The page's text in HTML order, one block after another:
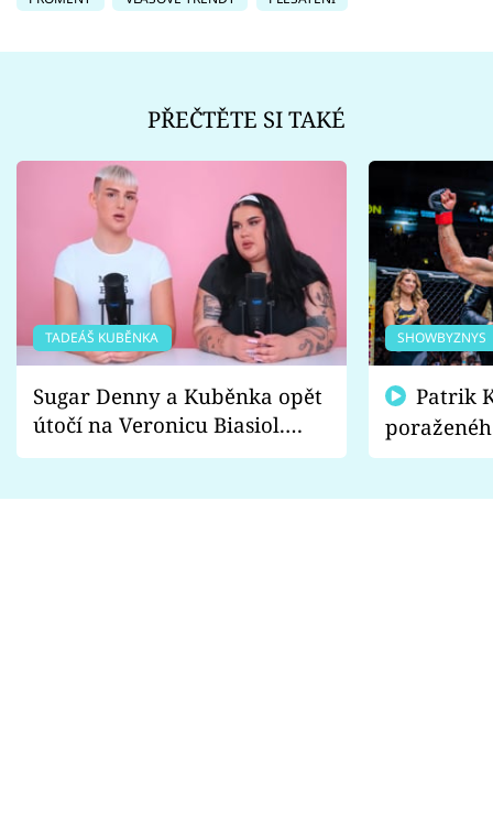
PŘEČTĚTE SI TAKÉ
TADEÁŠ KUBĚNKA
Sugar Denny a Kuběnka opět
útočí na Veronicu Biasiol.
Proč je podle nich falešná a
SHOWBYZNYS
fanoušci